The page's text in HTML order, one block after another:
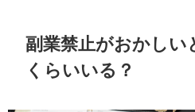
副業禁止がおかしい
くらいいる？